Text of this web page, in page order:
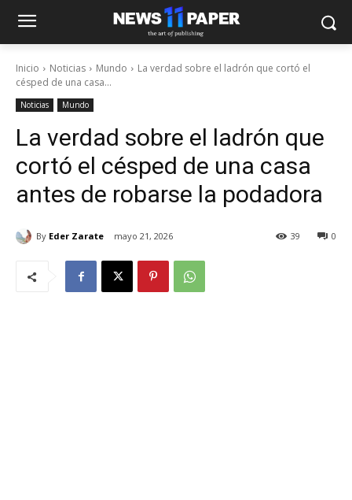
Inicio Noticias Mundo
La verdad sobre el ladrón que cortó el
césped de una casa...
Noticias Mundo
La verdad sobre el ladrón que
cortó el césped de una casa
antes de robarse la podadora
By Eder Zarate mayo 21, 2026 0
39